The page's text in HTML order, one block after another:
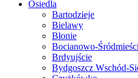
Osiedla
Bartodzieje
Bielawy
Błonie
Bocianowo-
Brdyujście
Bydgoszcz Wschód-